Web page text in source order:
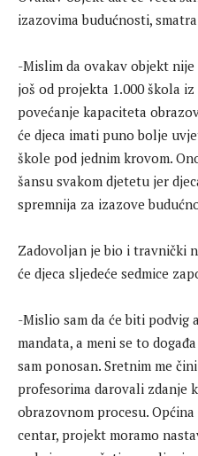
izazovima budućnosti,
-Mislim da ovakav objekt
još od projekta 1.000 škola iz
povećanje kapaciteta
će djeca imati puno bolje
škole pod jednim krovom.
šansu svakom djetetu jer
spremnija za izazove
Zadovoljan je bio i travnički
će djeca sljedeće sedmice
-Mislio sam da će biti podvig
mandata, a meni se to
sam ponosan. Sretnim me
profesorima darovali zdanje
obrazovnom procesu.
centar, projekt moramo